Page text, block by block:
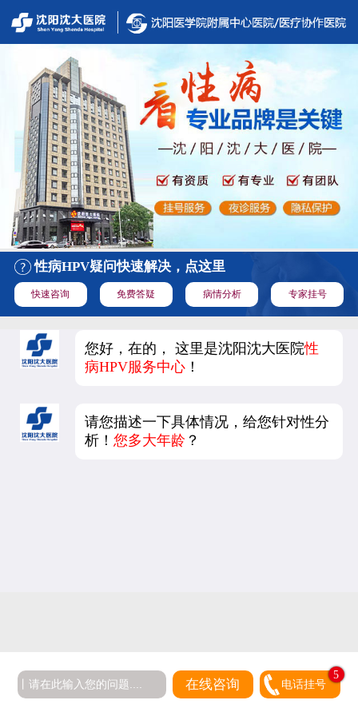
性病HPV疑问快速解决，点这里
快速咨询 免费答疑 病情分析 专家挂号
您好，在的， 这里是沈阳沈大医院性
病HPV服务中心！
请您描述一下具体情况，给您针对性分
析！ 您多大年龄 ？
在线咨询 电话挂号
5